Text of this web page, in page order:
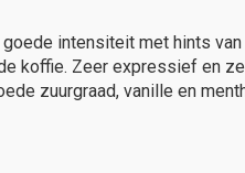
intensiteit met hints
koffie. Zeer expressief en
zuurgraad, vanille en